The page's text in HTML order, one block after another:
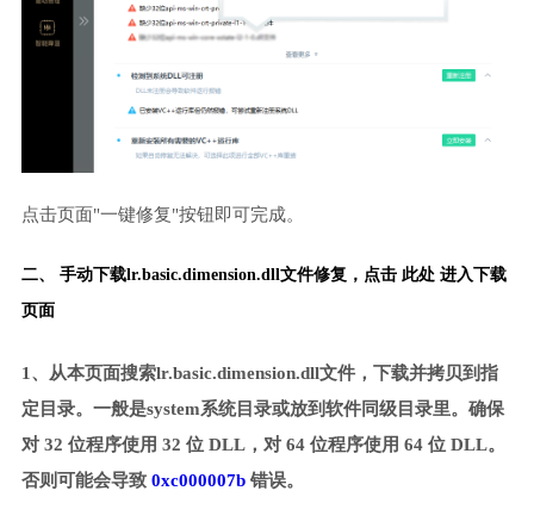
点击页面"一键修复"按钮即可完成。
二、 手动下载lr.basic.dimension.dll文件修复， 点击 此处 进入下载
页面
1、从本页面搜索lr.basic.dimension.dll文件，下载并拷贝到指
定目录。一般是system系统目录或放到软件同级目录里。确保
对 32 位程序使用 32 位 DLL，对 64 位程序使用 64 位 DLL。
否则可能会导致 0xc000007b错误。